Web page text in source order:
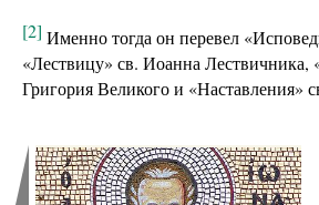
[2] Именно тогда он перевел
«Лествицу» св. Иоанна Лествичника,
Григория Великого и «Наставления»